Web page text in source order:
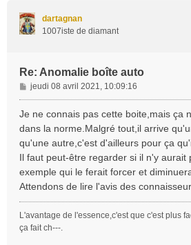
dartagnan
1007iste de diamant
Re: Anomalie boîte auto
M
e
s
g
e
jeudi 08 avril 2021, 10:09:16
Je ne connais pas cette boite,mais ça
dans la norme.Malgré tout,il arrive
qu'une autre,c'est d'ailleurs pour ça
Il faut peut-être regarder si il n'y aurait
exemple qui le ferait forcer et
Attendons de lire l'avis des
L'avantage de l'essence,c'est que c'est plus
ça fait ch---.